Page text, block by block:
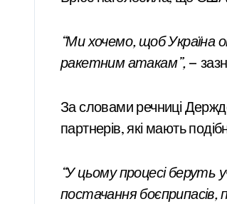
“Ми хочемо, щоб
ракетним атакам”,—
За словами речниці
партнерів, які мають
“У цьому процесі
постачання боєприпасів,